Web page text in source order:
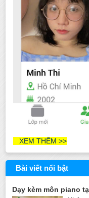
XEM THÊM >>
Bài viết nổi bật
Dạy kèm môn piano